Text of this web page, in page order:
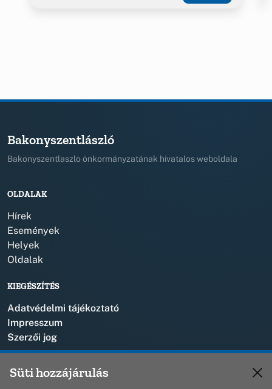
Bakonyszentlászló
Bakonyszentlaszlo önkormányzatának hivatalos weboldala
OLDALAK
Hírek
Események
Helyek
Oldalak
KIEGÉSZÍTÉS
Adatvédelmi tájékoztató
Impresszum
Szerzői jog
Süti hozzájárulás